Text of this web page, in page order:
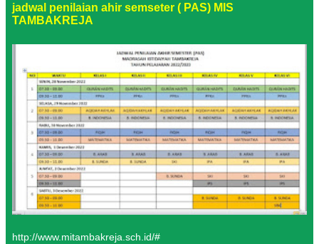
jadwal penilaian ahir semseter ( PAS) MIS
TAMBAKREJA
http://www.mitambakreja.sch.id/#